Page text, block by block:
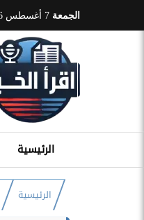
الجمعة
الرئيسية
الرئيسية